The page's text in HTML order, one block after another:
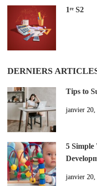
1ʳᵉ S2
DERNIERS
Tips to
janvier 20,
5 Simple
janvier 20,